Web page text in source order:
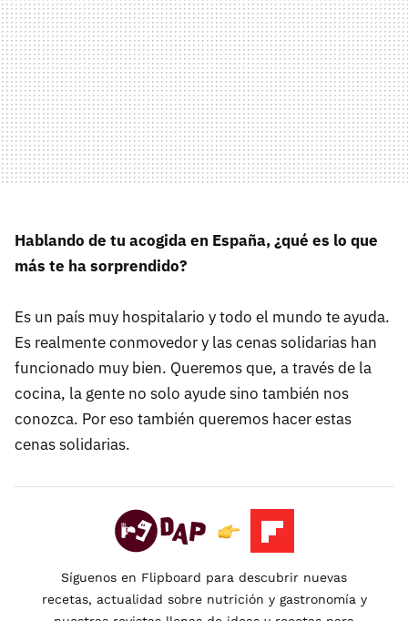
Hablando de tu acogida en España, ¿qué es lo que
más te ha sorprendido?
Es un país muy hospitalario y todo el mundo te ayuda.
Es realmente conmovedor y las cenas solidarias han
funcionado muy bien. Queremos que, a través de la
cocina, la gente no solo ayude sino también nos
conozca. Por eso también queremos hacer estas
cenas solidarias.
Síguenos en Flipboard para descubrir nuevas
recetas, actualidad sobre nutrición y gastronomía y